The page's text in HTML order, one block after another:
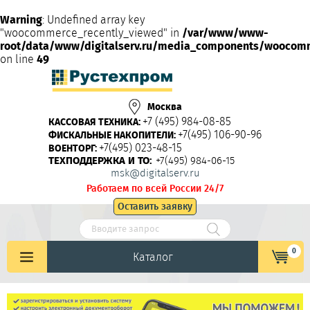
Warning: Undefined array key
"woocommerce_recently_viewed" in /var/www/www-
root/data/www/digitalserv.ru/media_components/
on line 49
Москва
КАССОВАЯ ТЕХНИКА: +7 (495) 984-08-85
ФИСКАЛЬНЫЕ НАКОПИТЕЛИ: +7(495) 106-90-96
ВОЕНТОРГ: +7(495) 023-48-15
ТЕХПОДДЕРЖКА И ТО: +7(495) 984-06-15
msk@digitalserv.ru
Работаем по всей России 24/7
Оставить заявку
Каталог 0